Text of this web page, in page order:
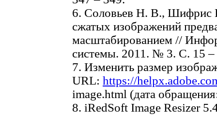
6. Соловьев Н. В., Шифрис
сжатых изображений
масштабированием //
системы. 2011. № 3. С. 15 –
7. Изменить размер
URL: https://
image.html (дата
8. iRedSoft Image Resizer